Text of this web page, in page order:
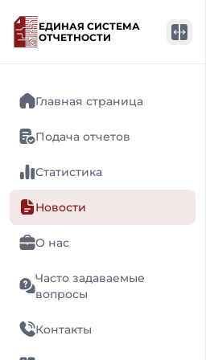
ЕДИНАЯ СИСТЕМА
ОТЧЕТНОСТИ
Главная страница
Подача отчетов
Статистика
Новости
О нас
Часто задаваемые
вопросы
Контакты